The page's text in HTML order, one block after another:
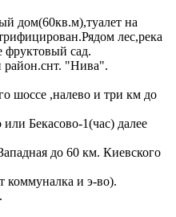
дом(60кв.м),туалет на
лес,река
фруктовый сад.
"Нива".
шоссе ,налево и три км до
Бекасово-1(час) далее
до 60 км. Киевского
коммуналка и э-во).